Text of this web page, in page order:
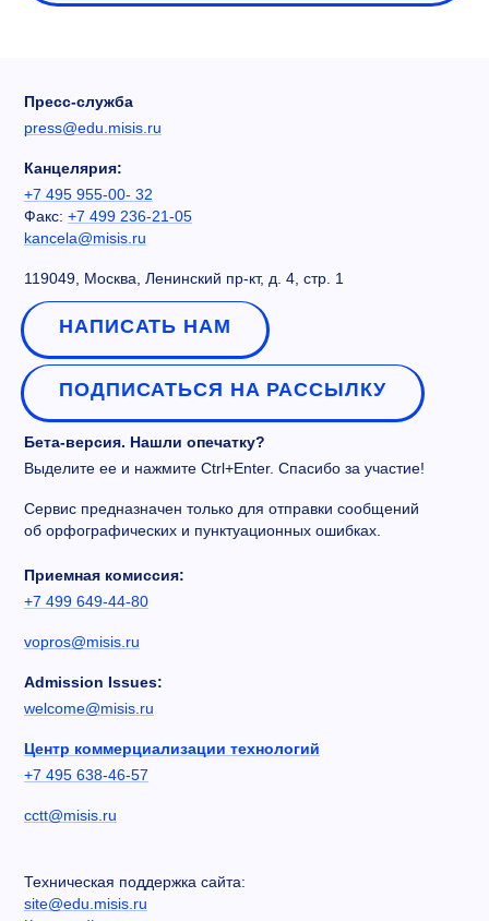
Пресс-служба
press@edu.misis.ru
Канцелярия:
+7 495 955-00- 32
Факс: +7 499 236-21-05
kancela@misis.ru
119049, Москва, Ленинский пр-кт, д. 4, стр. 1
НАПИСАТЬ НАМ
ПОДПИСАТЬСЯ НА РАССЫЛКУ
Бета-версия. Нашли опечатку?
Выделите ее и нажмите Ctrl+Enter. Спасибо за участие!
Сервис предназначен только для отправки сообщений
об орфографических и пунктуационных ошибках.
Приемная комиссия:
+7 499 649-44-80
vopros@misis.ru
Admission Issues:
welcome@misis.ru
Центр коммерциализации технологий
+7 495 638-46-57
cctt@misis.ru
Техническая поддержка сайта:
site@edu.misis.ru